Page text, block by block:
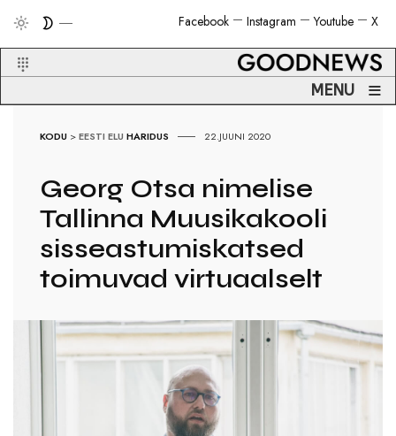
X
Youtube
Instagram
Facebook
MENU ≡
KODU >EESTI ELU HARIDUS 22.JUUNI 2020
Georg Otsa nimelise
Tallinna Muusikakooli
sisseastumiskatsed
toimuvad virtuaalselt